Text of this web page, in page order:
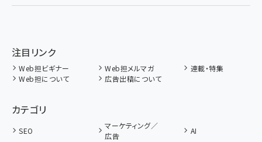
注目リンク
Web担ビギナー Web担メルマガ
連載・特集
Web担について
広告出稿について
カテゴリ
SEO
マーケティング／
広告
AI